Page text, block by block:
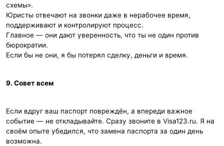
схемы».
Юристы отвечают на звонки даже в нерабочее время,
поддерживают и контролируют процесс.
Главное — они дают уверенность, что ты не один против
бюрократии.
Если бы не они, я бы потерял сделку, деньги и время.
9. Совет всем
Если вдруг ваш паспорт повреждён, а впереди важное
событие — не откладывайте. Сразу звоните в Visa123.ru. Я на
своём опыте убедился, что замена паспорта за один день
возможна.